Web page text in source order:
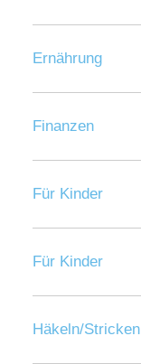
Ernährung
Finanzen
Für Kinder
Für Kinder
Häkeln/Stricken